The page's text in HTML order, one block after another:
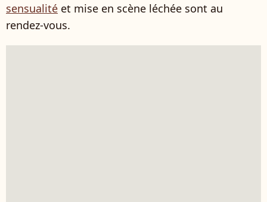
sensualité et mise en scène léchée sont au
rendez-vous.